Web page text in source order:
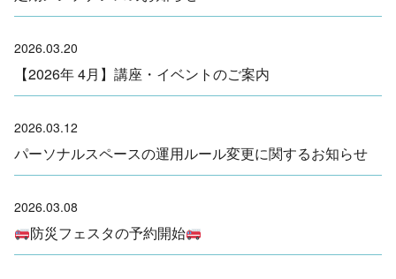
2026.03.20
【2026年 4月】講座・イベントのご案内
2026.03.12
パーソナルスペースの運用ルール変更に関するお知らせ
2026.03.08
防災フェスタの予約開始